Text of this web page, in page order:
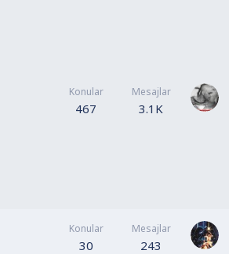
Konular
467
Mesajlar
3.1K
Konular
30
Mesajlar
243